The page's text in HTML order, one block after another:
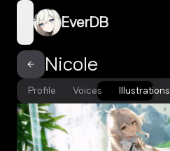
open navigation menu
EverDB
Nicole
Profile Voices Illustrations